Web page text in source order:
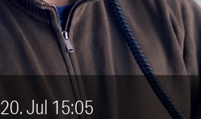
Jul 15:05